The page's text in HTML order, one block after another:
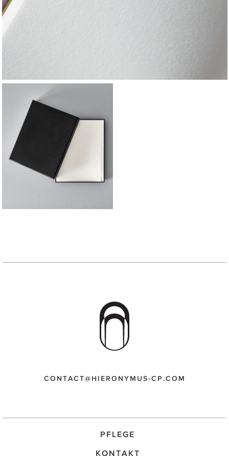
CONTACT@HIERONYMUS-CP.COM
PFLEGE
KONTAKT